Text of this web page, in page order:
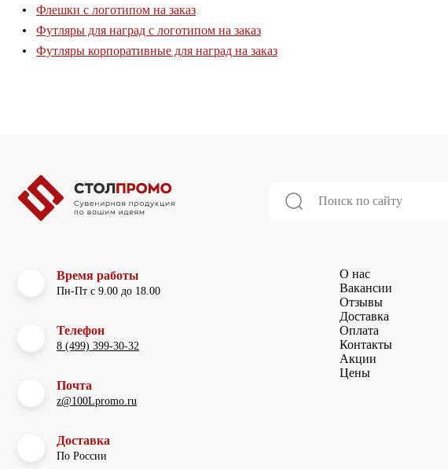
Флешки с логотипом на заказ
Футляры для наград с логотипом на заказ
Футляры корпоративные для наград на заказ
Время работы
Пн-Пт с 9.00 до 18.00
Телефон
8 (499) 399-30-32
Почта
z@100Lpromo.ru
Доставка
По России
О нас
Вакансии
Отзывы
Доставка
Оплата
Контакты
Акции
Цены